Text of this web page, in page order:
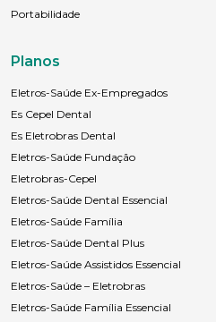
Portabilidade
Planos
Eletros-Saúde Ex-Empregados
Es Cepel Dental
Es Eletrobras Dental
Eletros-Saúde Fundação
Eletrobras-Cepel
Eletros-Saúde Dental Essencial
Eletros-Saúde Família
Eletros-Saúde Dental Plus
Eletros-Saúde Assistidos Essencial
Eletros-Saúde – Eletrobras
Eletros-Saúde Família Essencial